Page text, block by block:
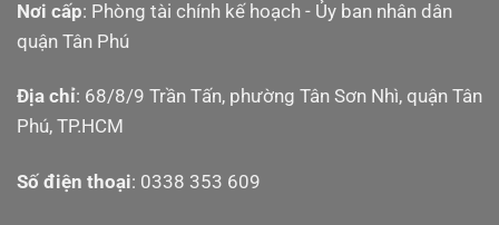
Nơi cấp: Phòng tài chính kế hoạch - Ủy ban nhân dân
quận Tân Phú
Địa chỉ: 68/8/9 Trần Tấn, phường Tân Sơn Nhì, quận Tân
Phú, TP.HCM
Số điện thoại: 0338 353 609